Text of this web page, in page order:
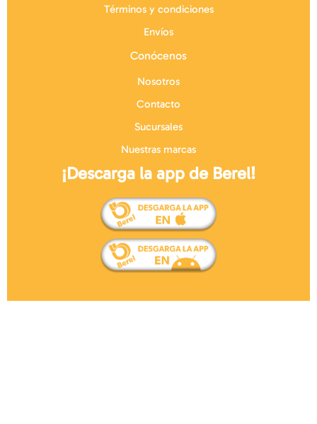
Términos y condiciones
Envíos
Conócenos
Nosotros
Contacto
Sucursales
Nuestras marcas
¡Descarga la app de Berel!